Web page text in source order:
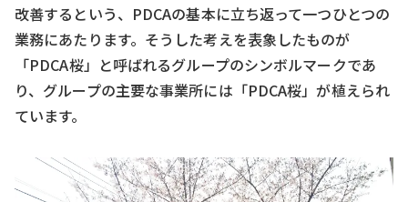
改善するという、PDCAの基本に立ち返って一つひとつの
業務にあたります。そうした考えを表象したものが
「PDCA桜」と呼ばれるグループのシンボルマークであ
り、グループの主要な事業所には「PDCA桜」が植えられ
ています。